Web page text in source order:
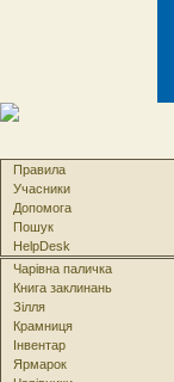
Правила
Учасники
Допомога
Пошук
HelpDesk
Чарівна паличка
Книга заклинань
Зілля
Крамниця
Інвентар
Ярмарок